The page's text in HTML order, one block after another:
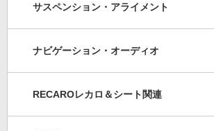
サスペンション・アライメント
ナビゲーション・オーディオ
RECAROレカロ＆シート関連